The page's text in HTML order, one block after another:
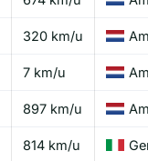
320 km/u
7 km/u
897 km/u
814 km/u